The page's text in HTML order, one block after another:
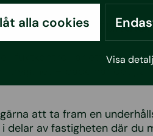
alla cookies
Visa
regelbunden
fuktkontroll är ett bra sätt
att ta fram en
delar av fastigheten där du